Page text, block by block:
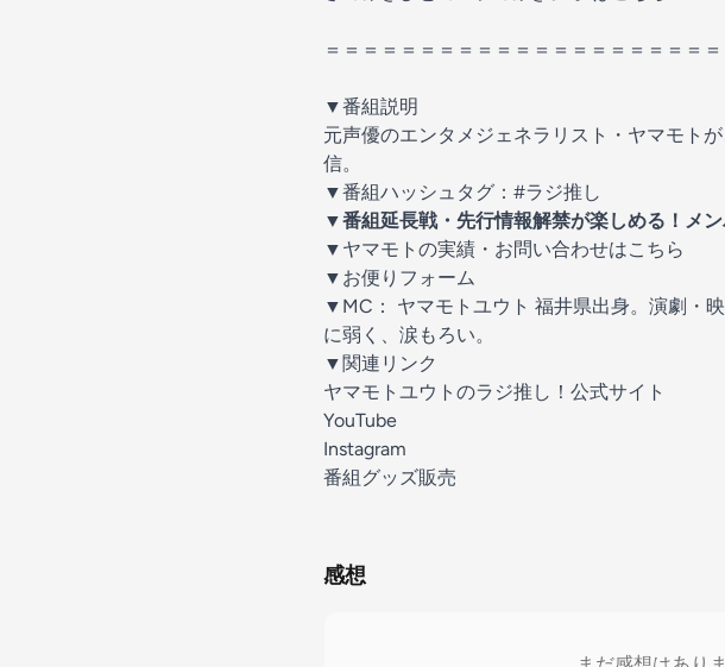
＝＝＝＝＝＝＝＝＝＝＝＝＝＝＝＝＝＝＝＝
▼番組説明
元声優のエンタメジェネラリスト・ヤマモト
信。
▼番組ハッシュタグ：#ラジ推し
▼番組延長戦・先行情報解禁が楽しめる！メン
⁠▼ヤマモトの実績・お問い合わせはこちら⁠
⁠▼お便りフォーム⁠
▼MC： ⁠ヤマモトユウト⁠ 福井県出身。演劇・
に弱く、涙もろい。
▼関連リンク
ヤマモトユウトのラジ推し！公式サイト
⁠YouTube⁠
⁠Instagram⁠
⁠番組グッズ販売
感想